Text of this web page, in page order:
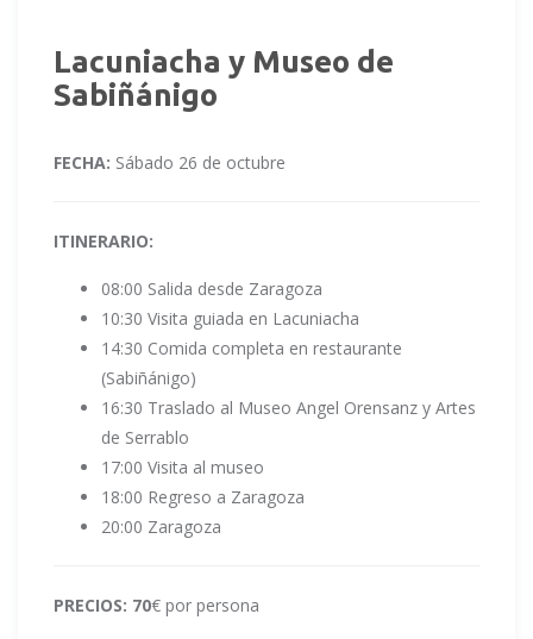
Lacuniacha y Museo de
Sabiñánigo
FECHA: Sábado 26 de octubre
ITINERARIO:
08:00 Salida desde Zaragoza
10:30 Visita guiada en Lacuniacha
14:30 Comida completa en restaurante
(Sabiñánigo)
16:30 Traslado al Museo Angel Orensanz y Artes
de Serrablo
17:00 Visita al museo
18:00 Regreso a Zaragoza
20:00 Zaragoza
PRECIOS: 70€ por persona